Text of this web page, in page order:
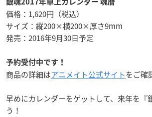
銀魂2017年卓上カレンダー 魂暦
価格：1,620円（税込）
サイズ：縦200×横200×厚さ9mm
発売：2016年9月30日予定
予約受付中です！
商品の詳細はアニメイト公式サイトをご確
早めにカレンダーをゲットして、来年を『
う！